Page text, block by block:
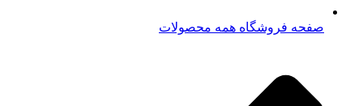
صفحه فروشگاه همه محصولات​